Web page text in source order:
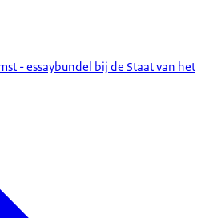
- essaybundel bij de Staat van het